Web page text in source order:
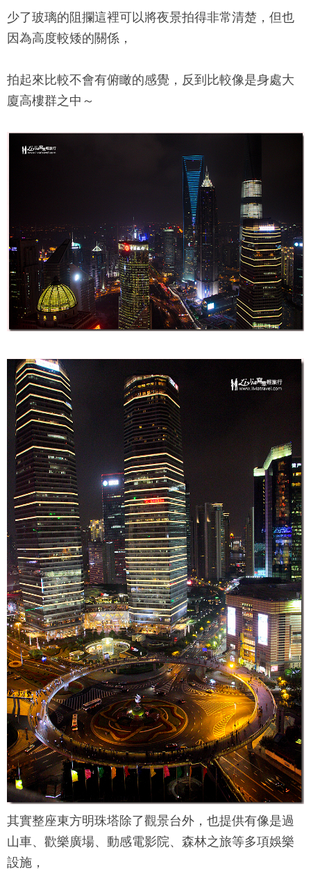
少了玻璃的阻攔這裡可以將夜景拍得非常清楚，但也
因為高度較矮的關係，
拍起來比較不會有俯瞰的感覺，反到比較像是身處大
廈高樓群之中～
其實整座東方明珠塔除了觀景台外，也提供有像是過
山車、歡樂廣場、動感電影院、森林之旅等多項娛樂
設施，